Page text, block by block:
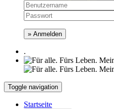
» Anmelden
.
Toggle navigation
Startseite